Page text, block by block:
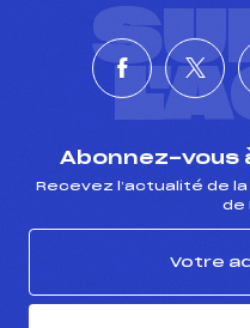
Abonnez-vous
Recevez l’actualité de la
de